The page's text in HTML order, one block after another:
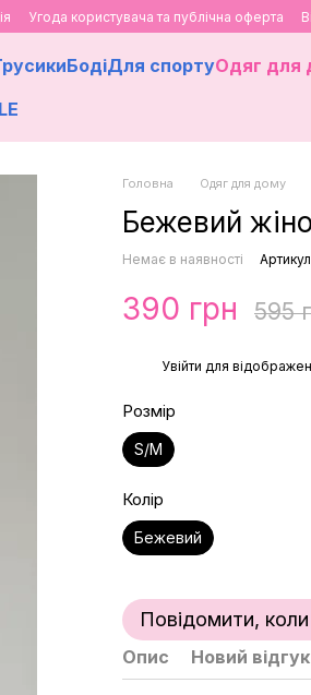
Угода користувача та публічна оферта
БодіДля спортуОдяг для
Головна Одяг для дому
Бежевий
Немає в наявності
390 грн 595
Увійти для
Розмір
S/M
Колір
Бежевий
Повідомити,
Опис Новий